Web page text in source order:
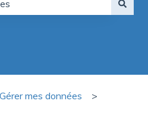
Gérer mes données